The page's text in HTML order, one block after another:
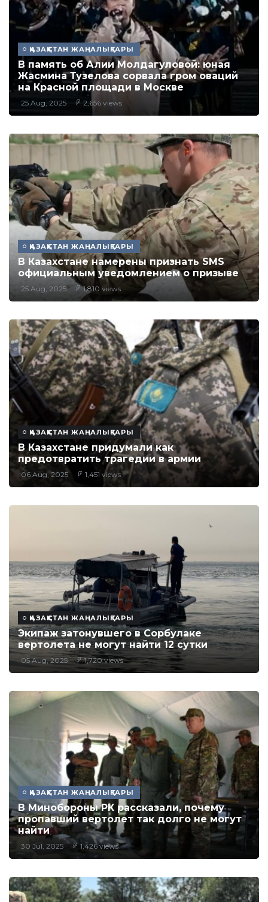
ҚАЗАҚСТАН ЖАҢАЛЫҚТАРЫ
В память об Алии Молдагуловой: юная
Жасмина Тузелова сорвала гром оваций
на Красной площади в Москве
25 Aug, 2025 2,656 views
ҚАЗАҚСТАН ЖАҢАЛЫҚТАРЫ
В Казахстане намерены признать SMS
официальным уведомлением о призыве
25 Aug, 2025 1,810 views
ҚАЗАҚСТАН ЖАҢАЛЫҚТАРЫ
В Казахстане придумали как
предотвратить трагедии в армии
06 Aug, 2025 1,451 views
ҚАЗАҚСТАН ЖАҢАЛЫҚТАРЫ
Экипаж затонувшего в Сорбулаке
вертолета не могут найти 12 сутки
05 Aug, 2025 1,720 views
ҚАЗАҚСТАН ЖАҢАЛЫҚТАРЫ
В Минобороны РК рассказали, почему
пропавший вертолет так долго не могут
найти
30 Jul, 2025 1,426 views